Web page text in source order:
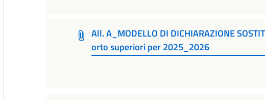
All. A_MODELLO DI DICHIARAZIONE
orto superiori per 2025_2026